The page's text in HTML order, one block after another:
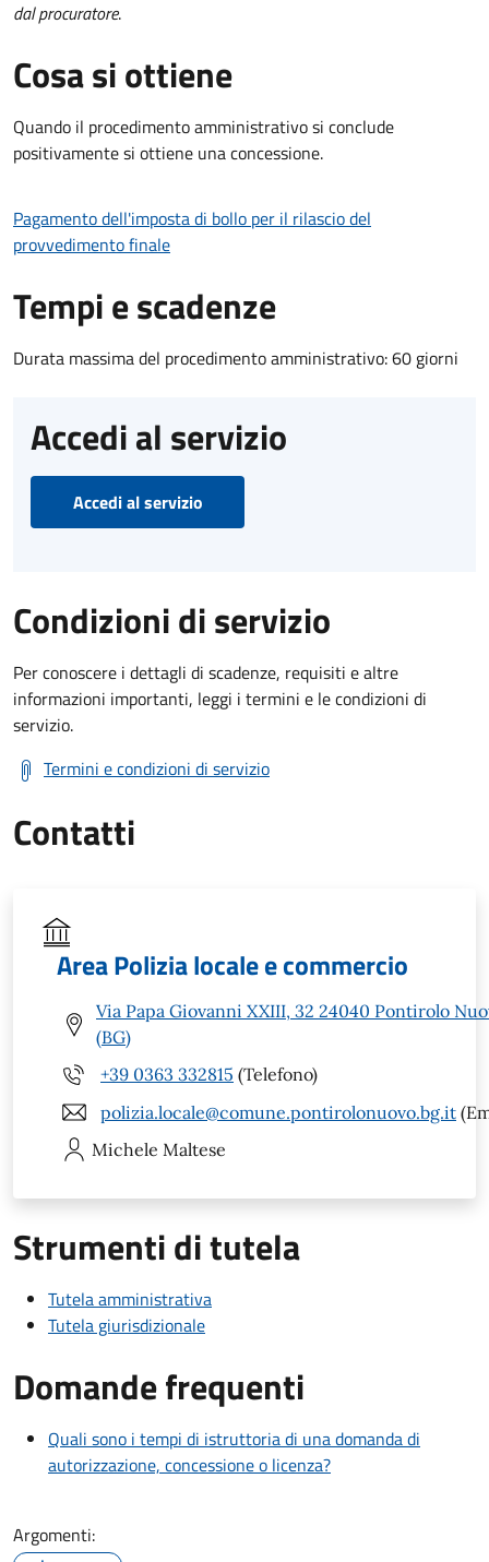
dal procuratore.
Cosa si ottiene
Quando il procedimento amministrativo si conclude
positivamente si ottiene una concessione.
Pagamento dell'imposta di bollo per il rilascio del
provvedimento finale
Tempi e scadenze
Durata massima del procedimento amministrativo: 60 giorni
Accedi al servizio
Accedi al servizio
Condizioni di servizio
Per conoscere i dettagli di scadenze, requisiti e altre
informazioni importanti, leggi i termini e le condizioni di
servizio.
Termini e condizioni di servizio
Contatti
Area Polizia locale e commercio
Via Papa Giovanni XXIII, 32 24040 Pontirolo
(BG)
+39 0363 332815 (Telefono)
polizia.locale@comune.pontirolonuovo.bg.it
Michele Maltese
Strumenti di tutela
Tutela amministrativa
Tutela giurisdizionale
Domande frequenti
Quali sono i tempi di istruttoria di una domanda di
autorizzazione, concessione o licenza?
Argomenti: